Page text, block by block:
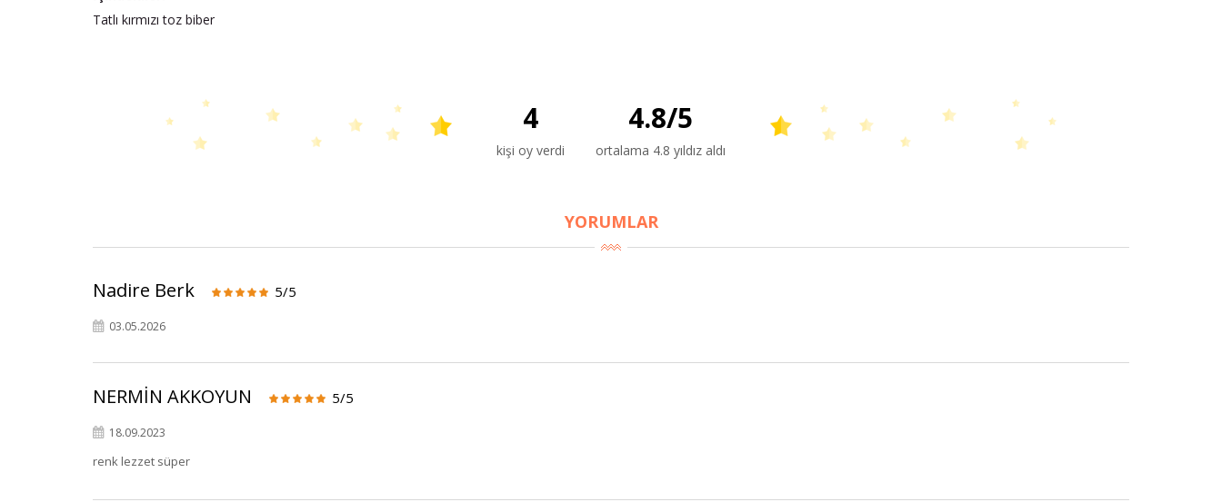
Tatlı kırmızı toz biber
4
kişi oy verdi
4.8/5
ortalama 4.8 yıldız aldı
YORUMLAR
Nadire Berk 5/5
03.05.2026
NERMİN AKKOYUN 5/5
18.09.2023
renk lezzet süper